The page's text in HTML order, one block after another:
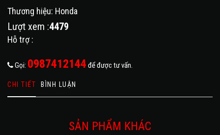
Thương hiệu: Honda
Lượt xem :4479
Hỗ trợ :
Gọi: 0987412144 để được tư vấn.
CHI TIẾT BÌNH LUẬN
SẢN PHẨM KHÁC